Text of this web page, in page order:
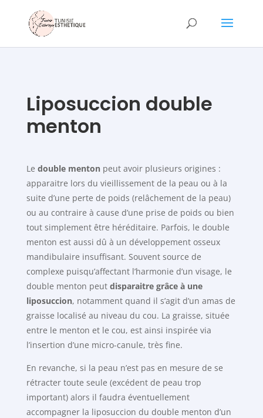
Liposuccion double
menton
Le double mentonpeut avoir plusieurs origines :
apparaitre lors du vieillissement de la peau ou à la
suite d’une perte de poids (relâchement de la peau)
ou au contraire à cause d’une prise de poids ou bien
tout simplement être héréditaire. Parfois, le double
menton est aussi dû à un développement osseux
mandibulaire insuffisant. Souvent source de
complexe puisqu’affectant l’harmonie d’un visage, le
double menton peut disparaitre grâce à une
liposuccion, notamment quand il s’agit d’un amas de
graisse localisé au niveau du cou. La graisse, située
entre le menton et le cou, est ainsi inspirée via
l’insertion d’une micro-canule, très fine.
En revanche, si la peau n’est pas en mesure de se
rétracter toute seule (excédent de peau trop
important) alors il faudra éventuellement
accompagner la liposuccion du double menton d’un